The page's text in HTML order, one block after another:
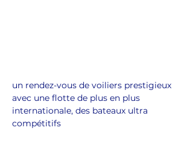
un rendez-vous de voiliers prestigieux
avec une flotte de plus en plus
internationale, des bateaux ultra
compétitifs